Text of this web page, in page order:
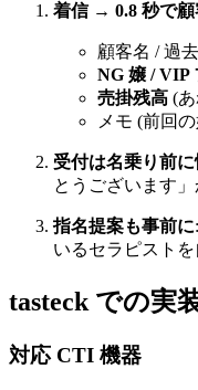
着信 → 0.8 秒で
顧客名 / 過
NG 嬢 / VIP
売掛残高 (
メモ (前回
受付は名乗り前
とうございます
指名提案も事前に
いるセラピスト
tasteck での実
対応 CTI 機器